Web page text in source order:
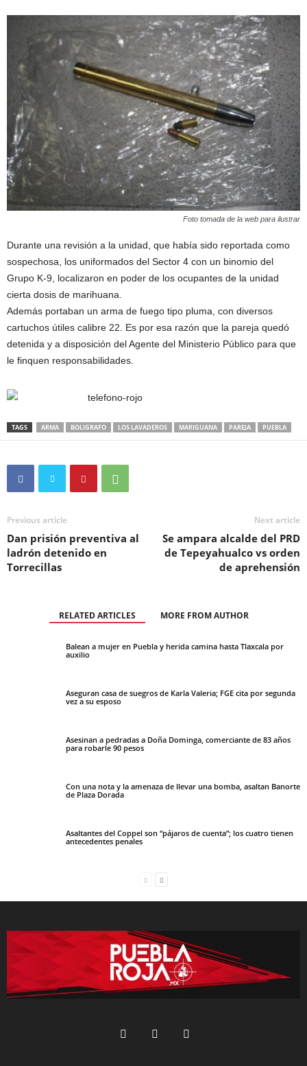
Foto tomada de la web para ilustrar
Durante una revisión a la unidad, que había sido reportada como
sospechosa, los uniformados del Sector 4 con un binomio del
Grupo K-9, localizaron en poder de los ocupantes de la unidad
cierta dosis de marihuana.
Además portaban un arma de fuego tipo pluma, con diversos
cartuchos útiles calibre 22. Es por esa razón que la pareja quedó
detenida y a disposición del Agente del Ministerio Público para que
le finquen responsabilidades.
TAGS ARMA BOLIGRAFO LOS LAVADEROS MARIGUANA PAREJA PUEBLA
Previous article
Dan prisión preventiva al
ladrón detenido en
Torrecillas
Next article
Se ampara alcalde del PRD
de Tepeyahualco vs orden
de aprehensión
RELATED ARTICLES MORE FROM AUTHOR
Balean a mujer en Puebla y herida camina hasta Tlaxcala por
auxilio
Aseguran casa de suegros de Karla Valeria; FGE cita por segunda
vez a su esposo
Asesinan a pedradas a Doña Dominga, comerciante de 83 años
para robarle 90 pesos
Con una nota y la amenaza de llevar una bomba, asaltan Banorte
de Plaza Dorada
Asaltantes del Coppel son “pájaros de cuenta”; los cuatro tienen
antecedentes penales